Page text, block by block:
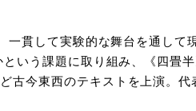
貫して実験的な舞台を通して
いう課題に取り組み、《四畳
古今東西のテキストを上演。代